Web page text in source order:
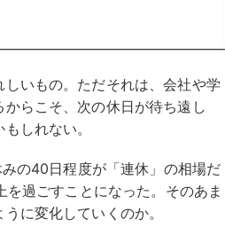
いもの。ただそれは、会社や学
らこそ、次の休日が待ち遠し
しれない。
の40日程度が「連休」の相場だ
過ごすことになった。そのあま
に変化していくのか。